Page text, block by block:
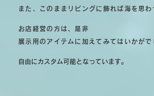
また、このままリビングに飾れば海を思わ
お店経営の方は、是非
展示用のアイテムに加えてみてはいかがで
自由にカスタム可能となっています。